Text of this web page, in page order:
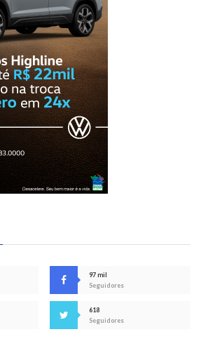
97 mil
Seguidores
618
Seguidores